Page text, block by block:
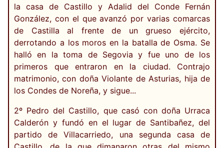
la casa de Castillo y Adalid del Conde Fernán
González, con el que avanzó por varias comarcas
de Castilla al frente de un grueso ejército,
derrotando a los moros en la batalla de Osma. Se
halló en la toma de Segovia y fue uno de los
primeros que entraron en la ciudad. Contrajo
matrimonio, con doña Violante de Asturias, hija de
los Condes de Noreña, y sigue...
2º Pedro del Castillo, que casó con doña Urraca
Calderón y fundó en el lugar de Santibañez, del
partido de Villacarriedo, una segunda casa de